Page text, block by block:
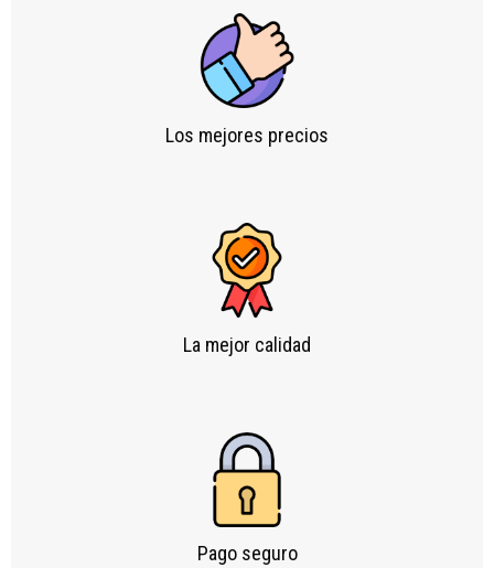
Los mejores precios
La mejor calidad
Pago seguro